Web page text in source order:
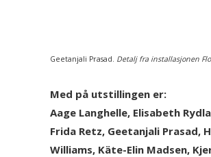
Geetanjali Prasad. Detalj fra installasjonen
Med på utstillingen er:
Aage Langhelle, Elisabeth
Frida Retz, Geetanjali Prasad,
Williams, Käte-Elin Madsen,